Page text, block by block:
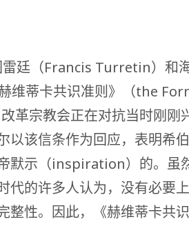
雷廷（Francis Turretin）和
维蒂卡共识准则》（the
革宗教会正在对抗当时刚刚
以该信条作为回应，表明希
默示（inspiration）的。虽
代的许多人认为，没有必要
整性。因此，《赫维蒂卡共